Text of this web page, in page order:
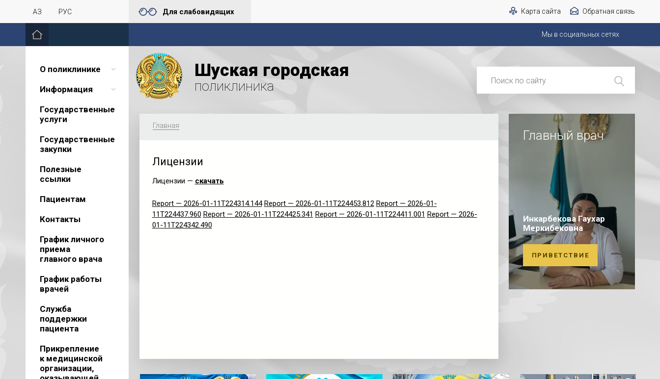
ҚАЗ РУС Для слабовидящих Карта сайта Обратная связь
Мы в социальных сетях
О поликлинике
Информация
Государственные
услуги
Государственные
закупки
Полезные
ссылки
Пациентам
Контакты
График личного
приема
главного врача
График работы
врачей
Служба
поддержки
пациента
Прикрепление
к медицинской
организации,
Шуская городская
поликлиника
Главная
Лицензии
Лицензии — скачать
Report — 2026-01-11T224314.144 Report — 2026-01-11T224453.812 Report — 2026-01-
11T224437.960 Report — 2026-01-11T224425.341 Report — 2026-01-11T224411.001 Report — 2026-
01-11T224342.490
Главный врач
Инкарбекова Гаухар
Меркибековна
ПРИВЕТСТВИЕ